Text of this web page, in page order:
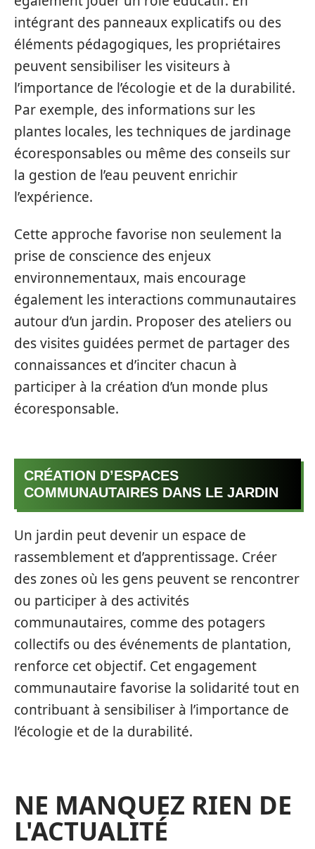
intégrant des panneaux explicatifs ou des
éléments pédagogiques, les propriétaires
peuvent sensibiliser les visiteurs à
l’importance de l’écologie et de la durabilité.
Par exemple, des informations sur les
plantes locales, les techniques de jardinage
écoresponsables ou même des conseils sur
la gestion de l’eau peuvent enrichir
l’expérience.
Cette approche favorise non seulement la
prise de conscience des enjeux
environnementaux, mais encourage
également les interactions communautaires
autour d’un jardin. Proposer des ateliers ou
des visites guidées permet de partager des
connaissances et d’inciter chacun à
participer à la création d’un monde plus
écoresponsable.
CRÉATION D’ESPACES
COMMUNAUTAIRES DANS LE JARDIN
Un jardin peut devenir un espace de
rassemblement et d’apprentissage. Créer
des zones où les gens peuvent se rencontrer
ou participer à des activités
communautaires, comme des potagers
collectifs ou des événements de plantation,
renforce cet objectif. Cet engagement
communautaire favorise la solidarité tout en
contribuant à sensibiliser à l’importance de
l’écologie et de la durabilité.
NE MANQUEZ RIEN DE
L'ACTUALITÉ